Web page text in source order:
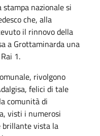
stampa nazionale si
che, alla
il rinnovo della
a Grottaminarda una
1.
rivolgono
felici di tale
comunità di
visti i numerosi
brillante vista la